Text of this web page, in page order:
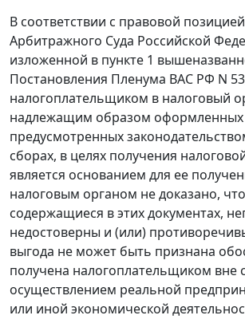
В соответствии с правовой
Арбитражного Суда Российской
изложенной в пункте 1
Постановления Пленума ВАС РФ N
налогоплательщиком в налоговый
надлежащим образом оформленных
предусмотренных
сборах, в целях получения
является основанием для ее
налоговым органом не доказано,
содержащиеся в этих документах,
недостоверны и (или)
выгода не может быть признана
получена налогоплательщиком вне
осуществлением реальной
или иной экономической